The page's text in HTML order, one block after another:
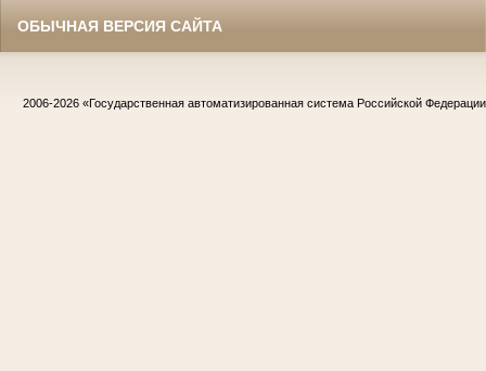
ОБЫЧНАЯ ВЕРСИЯ САЙТА
2006-2026 «Государственная автоматизированная система Российской